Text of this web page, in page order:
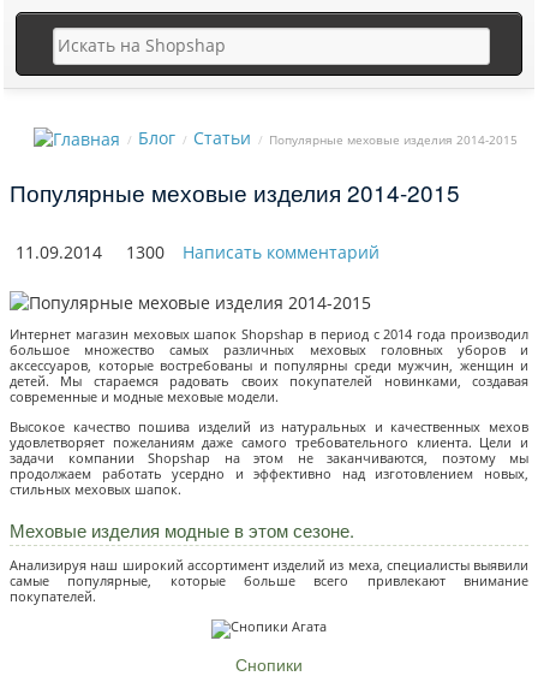
Блог Статьи Популярные меховые изделия 2014-2015
Популярные меховые изделия 2014-2015
11.09.2014 1300 Написать комментарий
Интернет магазин меховых шапок Shopshap в период с 2014 года производил
большое множество самых различных меховых головных уборов и
аксессуаров, которые востребованы и популярны среди мужчин, женщин и
детей. Мы стараемся радовать своих покупателей новинками, создавая
современные и модные меховые модели.
Высокое качество пошива изделий из натуральных и качественных мехов
удовлетворяет пожеланиям даже самого требовательного клиента. Цели и
задачи компании Shopshap на этом не заканчиваются, поэтому мы
продолжаем работать усердно и эффективно над изготовлением новых,
стильных меховых шапок.
Меховые изделия модные в этом сезоне.
Анализируя наш широкий ассортимент изделий из меха, специалисты выявили
самые популярные, которые больше всего привлекают внимание
покупателей.
Снопики